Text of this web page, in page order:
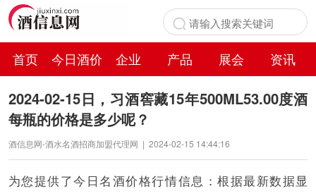
首页 今日酒价 企业 产品 展会
资讯
百科
2024-02-15日，习酒窖藏15年500ML53.00度酒
每瓶的价格是多少呢？
酒信息网-酒水名酒招商加盟代理网 | 2024-02-15 14:44:16
为您提供了今日名酒价格行情信息：根据最新数据显